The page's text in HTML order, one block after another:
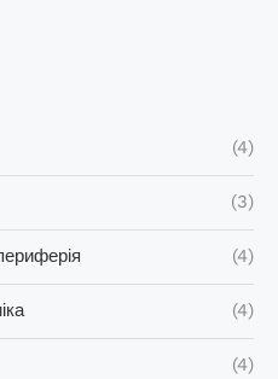
(4)
(3)
(4)
(4)
(4)